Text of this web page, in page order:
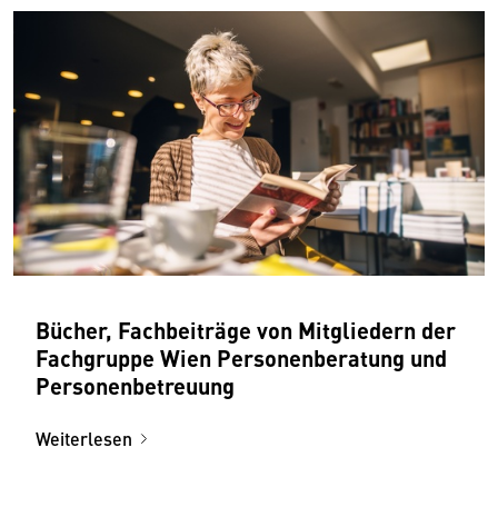
Bücher, Fachbeiträge von Mitgliedern der
Fachgruppe Wien Personenberatung und
Personenbetreuung
Weiterlesen